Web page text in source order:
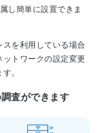
し簡単に設置できま
を利用している場合
トワークの設定変更
。
査ができます